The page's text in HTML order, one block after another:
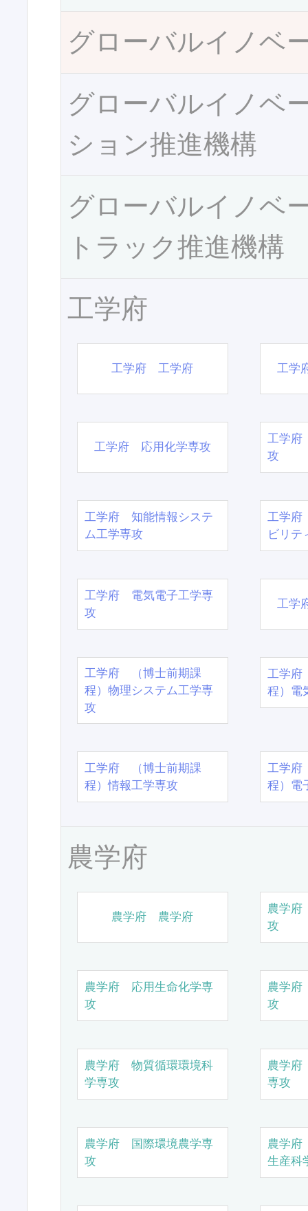
グローバルイノベ
グローバルイノベ
ション推進機構
グローバルイノベ
トラック推進機構
工学府
工学府 工学府 工学
工学府 応用化学専攻
工学府
攻
工学府 知能情報システ
ム工学専攻
工学府
ビリテ
工学府 電気電子工学専
攻
工学
工学府 （博士前期課
程）物理システム工学専
攻
工学
程）電
工学府 （博士前期課
程）情報工学専攻
工学
程）電
農学府
農学府 農学府
農学
攻
農学府 応用生命化学専
攻
農学
攻
農学府 物質循環環境科
学専攻
農学
専攻
農学府 国際環境農学専
攻
農学
生産科